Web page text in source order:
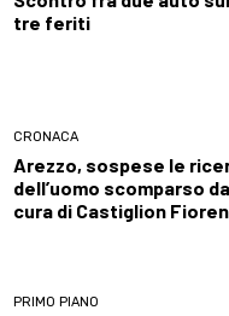
tre feriti
CRONACA
Arezzo, sospese le
dell’uomo scomparso
cura di Castiglion
PRIMO PIANO